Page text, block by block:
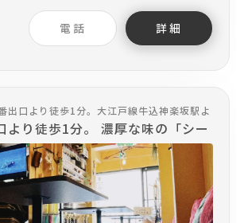
電話 詳細
出口より徒歩1分。大江戸線牛込神楽坂駅よ
と新潮社本社ビルの向かいにある建物で
より徒歩1分。 濃厚な味の「シー
ラダと言われる「マテ茶」の2つ
、他にはない異国情緒溢れるメ
で皆様をお待ちしております。
はメキシコのタコスも提供して